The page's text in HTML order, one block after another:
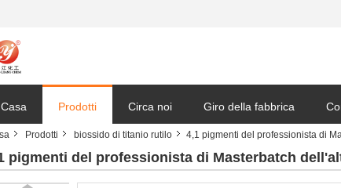
Casa Prodotti Circa noi Giro della fabbrica
Prodotti biossido di titanio rutilo 4,1 pigmenti del professionista di
pigmenti del professionista di Masterbatch